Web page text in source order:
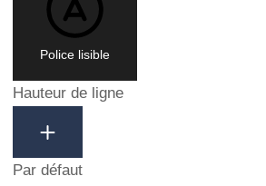
Police lisible
Hauteur de ligne
Par défaut